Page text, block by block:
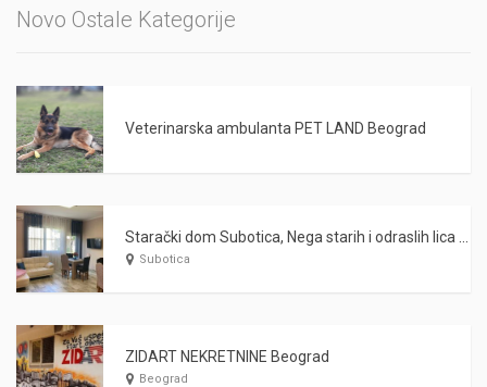
Novo Ostale Kategorije
Veterinarska ambulanta PET LAND Beograd
Subotica
ZIDART NEKRETNINE Beograd
Beograd